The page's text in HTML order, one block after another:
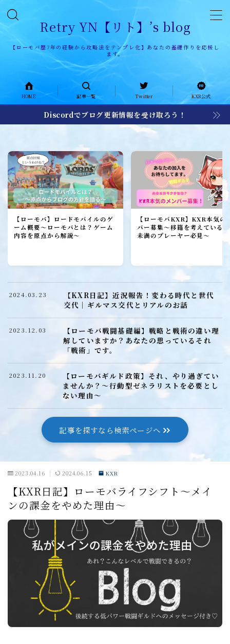
Retry YN【リト】’s blog
【ローモバ歴7年の経験から攻略法をテンプレ化】あなたの基礎作りを応援し
ます。
HOME
記事一覧
KXR history
KXR日記
メンバー募集
加入者レポート
ローモバ攻略
建設
研究
ローモバ戦闘編
戦闘基礎編
戦闘防衛編
戦闘攻撃編
戦闘応用編
戦闘小ネタ編
ギルド運営
ギルド政策
ルール
コミュニケーション
募集戦略
外交戦略編
イベント攻略
HOME 記事一覧 Twitter KXR公式
Discordでブログ更新情報を受け取ろう！
【ローモバ】ロードモバイルのゲ
ーム概要～ローモバとは？ゲーム
内容を原点から解説～
【ローモバKXR】KXR本気の
バー募集～移籍を考えている
未満のプレーヤー必見～
【KXR日記】近況報告！変わる時代と世代
交代｜ギルマス交代とリアルのお話
2024.03.23
【ローモバ戦闘基礎編】戦略と戦術の違い理
解していますか？あなたの思っているそれ
「戦術」です。
2023.12.03
【ローモバギルド政策】それ、やり過ぎてい
ませんか？～行動型ゼネラリストを必要とし
ない理由～
2023.11.20
記事を探すなら検索ページへ
2023.04.16 2024.06.15 KXR
【KXR日記】ローモバライフシフト～メイ
ンの課金をやめた理由～